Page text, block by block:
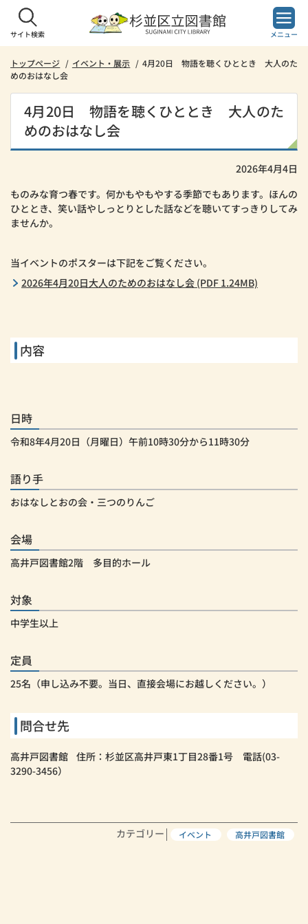
ス
サイト検索 メニュー
トップページ イベント・展示
4月20日 物語を聴くひととき 大人のた
めのおはなし会
4月20日 物語を聴くひととき 大人のた
めのおはなし会
2026年4月4日
ものみな育つ春です。何かもやもやする季節でもあります。ほんの
ひととき、笑い話やしっとりとした話などを聴いてすっきりしてみ
ませんか。
当イベントのポスターは下記をご覧ください。
2026年4月20日大人のためのおはなし会 (PDF 1.24MB)
内容
日時
令和8年4月20日（月曜日）午前10時30分から11時30分
語り手
おはなしとおの会・三つのりんご
会場
高井戸図書館2階 多目的ホール
対象
中学生以上
定員
25名（申し込み不要。当日、直接会場にお越しください。）
問合せ先
高井戸図書館 住所：杉並区高井戸東1丁目28番1号 電話(03-
3290-3456）
カテゴリー イベント 高井戸図書館